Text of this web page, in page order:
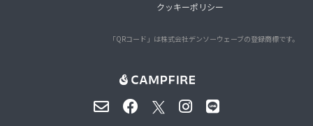
クッキーポリシー
「QRコード」は株式会社デンソーウェーブの登録商標です。